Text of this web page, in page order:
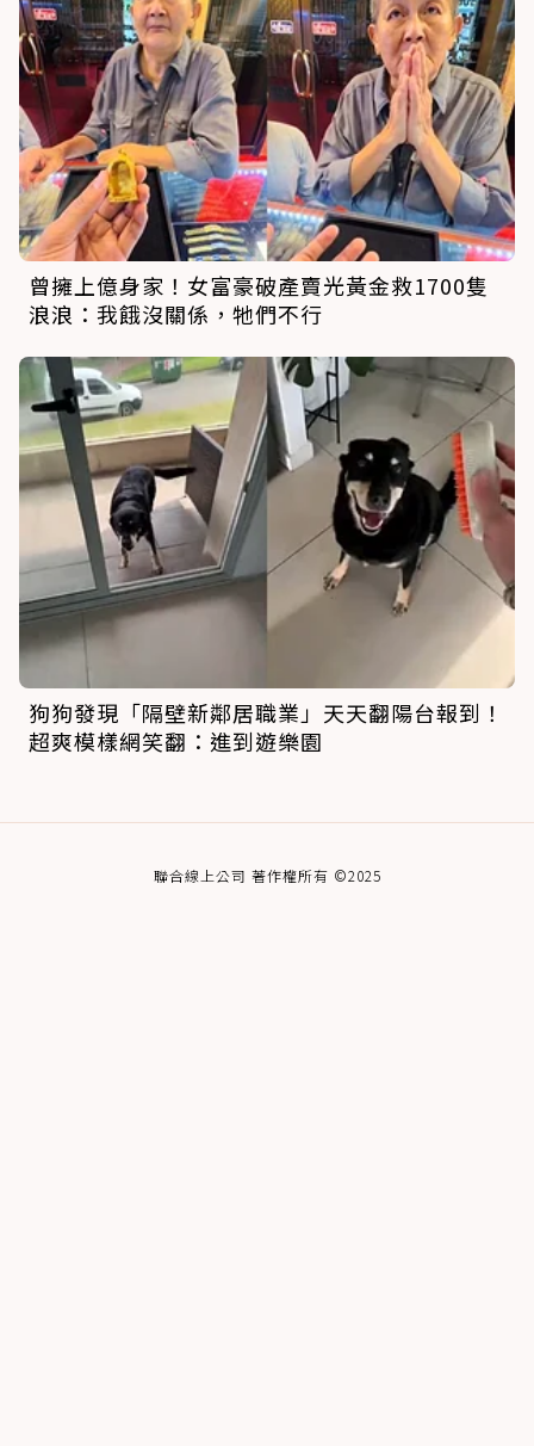
曾擁上億身家！女富豪破產賣光黃金救1700隻
浪浪：我餓沒關係，牠們不行
狗狗發現「隔壁新鄰居職業」天天翻陽台報到！
超爽模樣網笑翻：進到遊樂園
聯合線上公司 著作權所有 ©2025